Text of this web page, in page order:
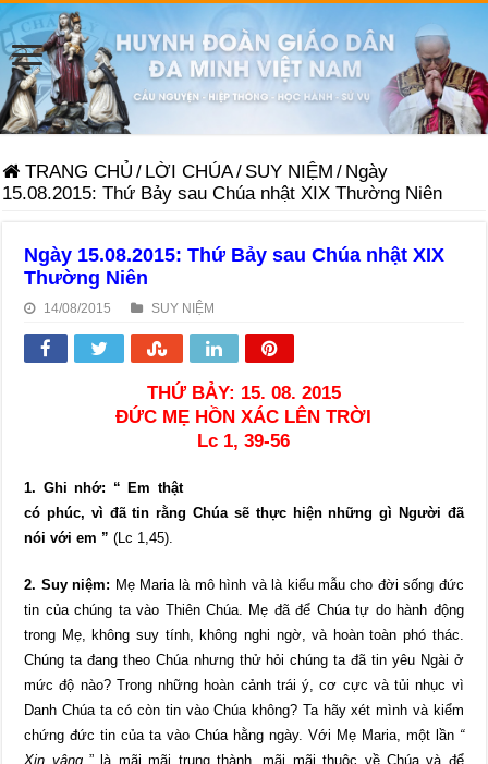
TRANG CHỦ / LỜI CHÚA/ SUY NIỆM / Ngày
15.08.2015: Thứ Bảy sau Chúa nhật XIX Thường Niên
Ngày 15.08.2015: Thứ Bảy sau Chúa nhật XIX
Thường Niên
14/08/2015 SUY NIỆM
THỨ BẢY: 15. 08. 2015
ĐỨC MẸ HỒN XÁC LÊN TRỜI
Lc 1, 39-56
1. Ghi nhớ: “ Em thật
có phúc, vì đã tin rằng Chúa sẽ thực hiện những gì Người đã
nói với em ” (Lc 1,45).
2. Suy niệm: Mẹ Maria là mô hình và là kiểu mẫu cho đời sống đức
tin của chúng ta vào Thiên Chúa. Mẹ đã để Chúa tự do hành động
trong Mẹ, không suy tính, không nghi ngờ, và hoàn toàn phó thác.
Chúng ta đang theo Chúa nhưng thử hỏi chúng ta đã tin yêu Ngài ở
mức độ nào? Trong những hoàn cảnh trái ý, cơ cực và tủi nhục vì
Danh Chúa ta có còn tin vào Chúa không? Ta hãy xét mình và kiểm
chứng đức tin của ta vào Chúa hằng ngày. Với Mẹ Maria, một lần “
Xin vâng” là mãi mãi trung thành, mãi mãi thuộc về Chúa và để